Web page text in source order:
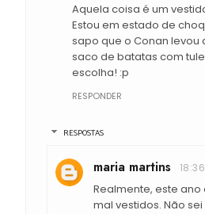
Aquela coisa é um
Estou em estado de
sapo que o Conan levou
saco de batatas com
escolha! :p
RESPONDER
RESPOSTAS
maria martins 18:36
Realmente, este
mal vestidos. Não